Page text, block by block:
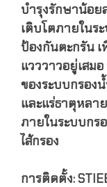
บำรุงรักษาน้อย
เติบโตภายในร
ป้องกันตะกรัน
แวววาวอยู่เสม
ของระบบกรอง
และแร่ธาตุหลา
ภายในระบบกร
ไส้กรอง
การติดตั้ง: